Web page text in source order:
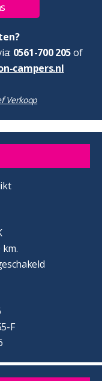
0561-700 205of
campers.nl
Verkoop
km.
F